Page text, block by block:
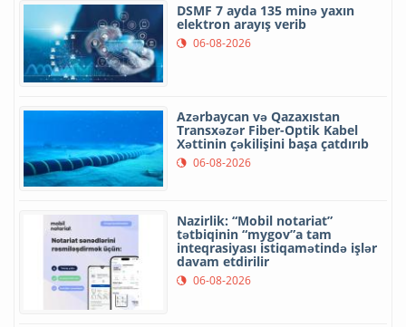
DSMF 7 ayda 135 minə yaxın
elektron arayış verib
06-08-2026
Azərbaycan və Qazaxıstan
Transxəzər Fiber-Optik Kabel
Xəttinin çəkilişini başa çatdırıb
06-08-2026
Nazirlik: “Mobil notariat”
tətbiqinin “mygov”a tam
inteqrasiyası istiqamətində işlər
davam etdirilir
06-08-2026